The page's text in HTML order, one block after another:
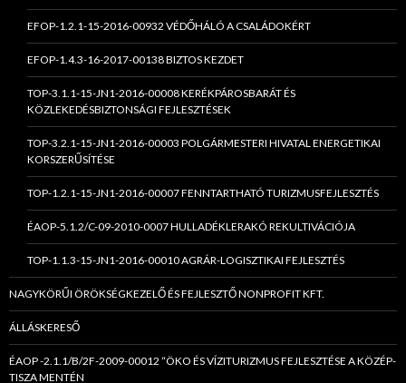
EFOP-1.2.1-15-2016-00932 VÉDŐHÁLÓ A CSALÁDOKÉRT
EFOP-1.4.3-16-2017-00138 BIZTOS KEZDET
TOP-3.1.1-15-JN1-2016-00008 KERÉKPÁROSBARÁT ÉS
KÖZLEKEDÉSBIZTONSÁGI FEJLESZTÉSEK
TOP-3.2.1-15-JN1-2016-00003 POLGÁRMESTERI HIVATAL ENERGETIKAI
KORSZERŰSÍTÉSE
TOP-1.2.1-15-JN1-2016-00007 FENNTARTHATÓ TURIZMUSFEJLESZTÉS
ÉAOP-5.1.2/C-09-2010-0007 HULLADÉKLERAKÓ REKULTIVÁCIÓJA
TOP-1.1.3-15-JN1-2016-00010 AGRÁR-LOGISZTIKAI FEJLESZTÉS
NAGYKÖRŰI ÖRÖKSÉGKEZELŐ ÉS FEJLESZTŐ NONPROFIT KFT.
ÁLLÁSKERESŐ
ÉAOP -2.1.1/B/2F-2009-00012 “ÖKO ÉS VÍZITURIZMUS FEJLESZTÉSE A KÖZÉP-
TISZA MENTÉN